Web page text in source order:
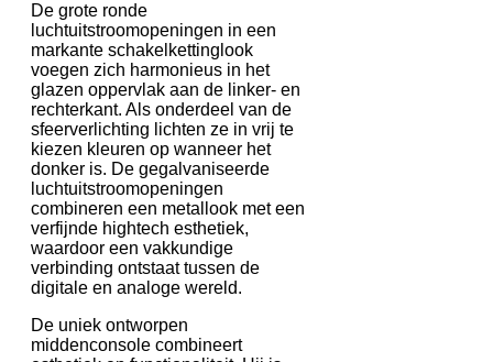
De grote ronde
luchtuitstroomopeningen in een
markante schakelkettinglook
voegen zich harmonieus in het
glazen oppervlak aan de linker- en
rechterkant. Als onderdeel van de
sfeerverlichting lichten ze in vrij te
kiezen kleuren op wanneer het
donker is. De gegalvaniseerde
luchtuitstroomopeningen
combineren een metallook met een
verfijnde hightech esthetiek,
waardoor een vakkundige
verbinding ontstaat tussen de
digitale en analoge wereld.
De uniek ontworpen
middenconsole combineert